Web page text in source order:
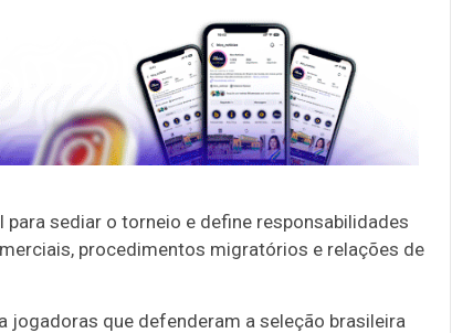
sediar o torneio e define responsabilidades
procedimentos migratórios e relações de
jogadoras que defenderam a seleção brasileira